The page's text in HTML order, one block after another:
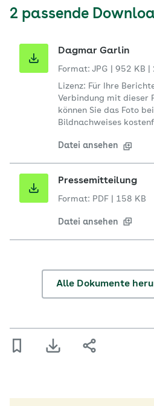
2 passende
Dagmar Garlin
Format: JPG 952 KB
Lizenz: Für Ihre
Verbindung mit dieser
können Sie das Foto
Bildnachweises
Datei ansehen
Pressemitteilung
Format: PDF 158 KB
Datei ansehen
Alle Dokumente